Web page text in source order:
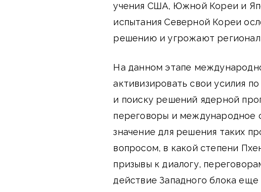
учения США, Южной Кореи и
испытания Северной Кореи
решению и угрожают
На данном этапе
активизировать свои усилия
и поиску решений ядерной
переговоры и
значение для решения таких
вопросом, в какой степени
призывы к диалогу,
действие Западного блока